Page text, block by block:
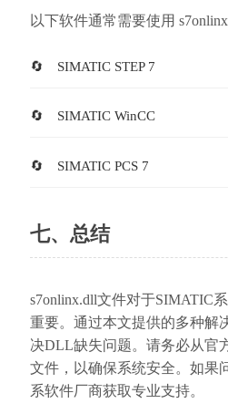
以下软件通常需要使用
SIMATIC STEP 7
SIMATIC WinCC
SIMATIC PCS 7
七、总结
s7onlinx.dll文件对于SIMATIC
重要。通过本文提供的多种解
决DLL缺失问题。请务必从官
文件，以确保系统安全。如果
系软件厂商获取专业支持。